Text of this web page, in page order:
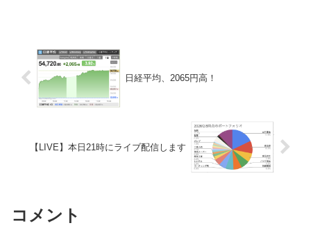
日経平均、2065円高！
【LIVE】本日21時にライブ配信します
コメント